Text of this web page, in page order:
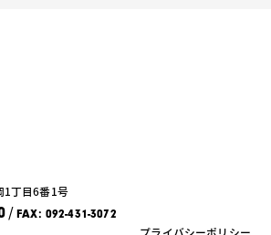
1丁目6番1号
/FAX: 092-431-3072